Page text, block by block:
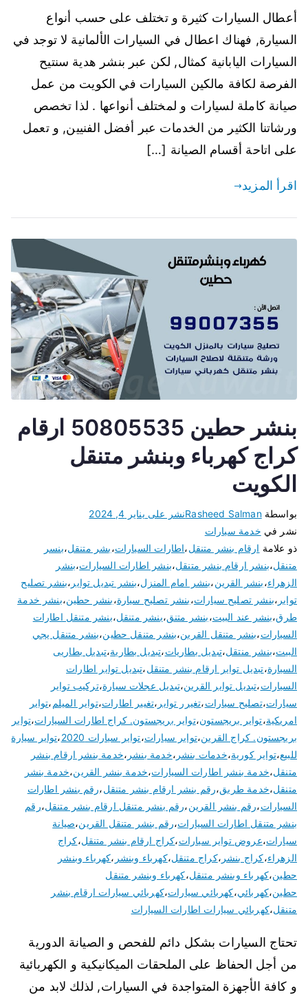
أعطال السيارات كثيرة و تختلف على حسب أنواع
السيارة, فهناك اعطال في السيارات الألمانية لا توجد في
السيارات اليابانية كمثال, لكن عبر بنشر هدية سنتيح
الفرصة لكافة مالكين السيارات في الكويت من عمل
صيانة كاملة لسيارات و لمختلف أنواعها . لذا تخصص
ورشاتنا الكثير من الخدمات عبر أفضل الفنيين, و تعمل
على اتاحة أقسام الصيانة […]
اقرأ المزيد
بنشر حطين 50805535 ارقام
كراج كهرباء وبنشر متنقل
الكويت
بواسطةRasheed Salmanنشر على يناير 4, 2024
نشر في خدمة سيارات
ذو علامة ارقام بنشر متنقل،اطارات السيارات،بشر متنقل،بنسر
متنقل،بنشر ارقام بنشر متنقل،بنشر اطارات السيارات،بنشر
الزهراء،بنشر القرين،بنشر امام المنزل،بنشر تبديل تواير ،بنشر تصليح
تواير ،بنشر تصليح سيارات،بنشر تصليح سيارة،بنشر حطين،بنشر خدمة
طرق،بنشر عند البيت،بنشر متنق،بنشر متنقل،بنشر متنقل اطارات
السيارات،بنشر متنقل القرين،بنشر متنقل حطين،بنشر متنقل يجي
البيت،بنشر منتقل،تبديل بطاريات،تبديل بطارية،تبديل بطاريى
السيارة،تبديل تواير ارقام بنشر متنقل،تبديل تواير اطارات
السيارات،تبديل تواير القرين،تبديل عجلات سيارة،تركيب تواير
سيارات،تصليح سيارات،تغيرر تواير ،تغيير اطارات،تواير الميلم ،تواير
امريكية،تواير بريجستون،تواير بريجستون. كراج اطارات السيارات،تواير
بريجستون. كراج القرين،تواير سيارات،تواير سيارات 2020 ،تواير سيارة
للبيع،تواير كورية،خدمات بنشر ،خدمة بنشر ،خدمة بنشر ارقام بنشر
متنقل،خدمة بنشر اطارات السيارات،خدمة بنشر القرين،خدمة بنشر
متنقل،خدمة طريق،رقم بنشر ارقام بنشر متنقل،رقم بنشر اطارات
السيارات،رقم بنشر القرين،رقم بنشر متنقل ارقام بنشر متنقل،رقم
بنشر متنقل اطارات السيارات،رقم بنشر متنقل القرين،صيانة
سيارات،عروض تواير سيارات،كراج ارقام بنشر متنقل،كراج
الزهراء،كراج بنشر ،كراج متنقل،كهرباء وبنشر ،كهرباء وبنشر
حطين،كهرباء وبنشر متنقل،كهرباء وبنشر متنقل
حطين،كهربائي،كهربائي سيارات،كهربائي سيارات ارقام بنشر
متنقل،كهربائي سيارات اطارات السيارات
تحتاج السيارات بشكل دائم للفحص و الصيانة الدورية
من أجل الحفاظ على الملحقات الميكانيكية و الكهربائية
و كافة الأجهزة المتواجدة في السيارات, لذلك لابد من